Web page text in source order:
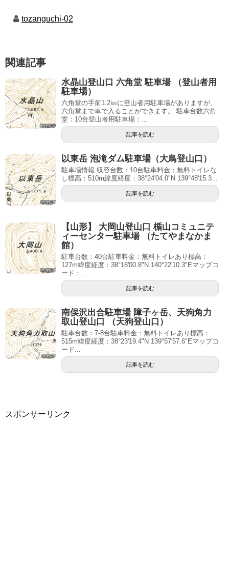
tozanguchi-02
関連記事
水晶山登山口 六角堂 駐車場 （登山者用
駐車場）
六角堂の手前1.2㎞に登山者用駐車場がありますが、
六角堂まで車で入ることができます。 駐車台数六角
堂：10台登山者用駐車場：...
記事を読む
以東岳 泡滝ダム駐車場（大鳥登山口）
駐車場情報 収容台数：10台駐車料金：無料トイレな
し標高：510m緯度経度：38°24'04.0"N 139°48'15.3...
記事を読む
【山形】 大岡山登山口 楯山コミュニテ
ィーセンター駐車場 （たてやまなかま
館）
駐車台数：40台駐車料金：無料トイレあり標高：
127m緯度経度：38°18'00.8"N 140°22'10.3"Eマップコ
ード：...
記事を読む
南俣沢出合駐車場 障子ヶ岳、天狗角力
取山登山口 （天狗登山口）
駐車台数：7-8台駐車料金：無料トイレあり標高：
515m緯度経度：38°23'19.4"N 139°57'57.6"Eマップコ
ード...
記事を読む
スポンサーリンク